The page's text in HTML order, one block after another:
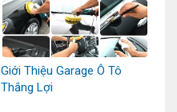
Giới Thiệu Garage Ô Tô
Thắng Lợi